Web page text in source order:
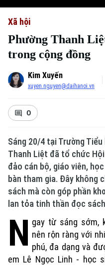
Xã hội
Phường Thanh
trong cộng đồng
Kim Xuyến
xuyen.nguyen@daihanoi.vn
0
Sáng 20/4 tại Trường
Thanh Liệt đã tổ chức
đảo cán bộ, giáo viên,
bàn tham gia. Đây không
sách mà còn góp phần
lan tỏa tinh thần đọc
N gay từ sáng sớm,
nên rộn ràng với
phú, đa dạng và
em Lê Ngọc Linh - học